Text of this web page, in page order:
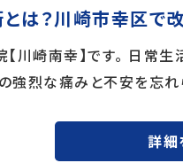
は？川崎市幸区で
川崎南幸】です。 日常
の強烈な痛みと不安を忘
詳細